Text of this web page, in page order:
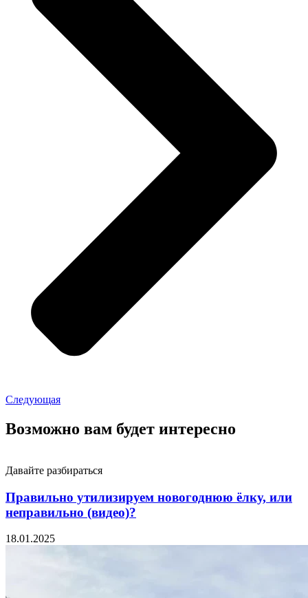
Следующая
Возможно вам будет интересно
Давайте разбираться
Правильно утилизируем новогоднюю ёлку, или
неправильно (видео)?
18.01.2025